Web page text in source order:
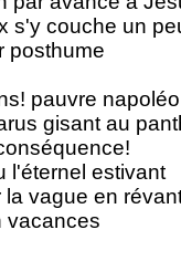
s'y couche un
posthume
pauvre
gisant au
l'éternel estivant
la vague en
vacances